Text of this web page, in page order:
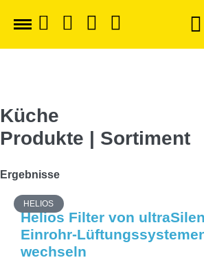
Küche
Produkte | Sortiment
Ergebnisse
HELIOS
Helios Filter von
Einrohr-
wechseln